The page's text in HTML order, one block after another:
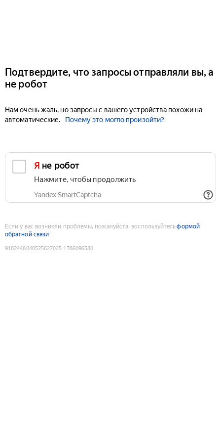
Подтвердите, что запросы отправляли вы, а
не робот
Нам очень жаль, но запросы с вашего устройства похожи на
автоматические.
Почему это могло произойти?
Я не робот
Нажмите, чтобы продолжить
Yandex SmartCaptcha
Если у вас возникли проблемы, пожалуйста, воспользуйтесьформой
обратной связи
9182448040525627025:1786096580